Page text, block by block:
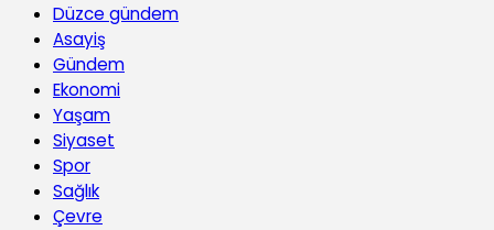
Düzce gündem
Asayiş
Gündem
Ekonomi
Yaşam
Siyaset
Spor
Sağlık
Çevre